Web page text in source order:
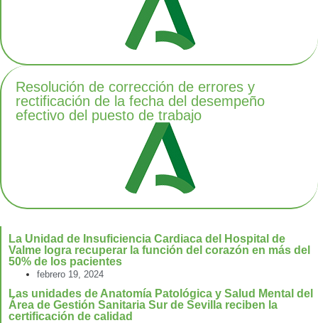
Resolución de corrección de errores y
rectificación de la fecha del desempeño
efectivo del puesto de trabajo
La Unidad de Insuficiencia Cardiaca del Hospital de
Valme logra recuperar la función del corazón en más del
50% de los pacientes
febrero 19, 2024
Las unidades de Anatomía Patológica y Salud Mental del
Área de Gestión Sanitaria Sur de Sevilla reciben la
certificación de calidad